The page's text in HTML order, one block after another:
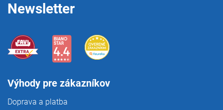
Newsletter
Výhody pre zákazníkov
Doprava a platba